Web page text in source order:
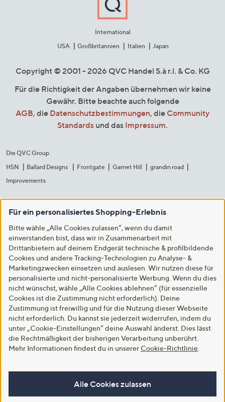
International
USA
Großbritannien Italien Japan
Copyright © 2001 - 2026 QVC Handel S.à r.l. & Co. KG
Für die Richtigkeit der Angaben übernehmen wir keine
Gewähr. Bitte beachte auch folgende
AGB, die Datenschutzbestimmungen, die Community
Standards und das Impressum.
Die QVC Group
HSN
Ballard Designs Frontgate Garnet Hill
grandin road
Improvements
Für ein personalisiertes Shopping-Erlebnis
Bitte wähle „Alle Cookies zulassen“, wenn du damit
einverstanden bist, dass wir in Zusammenarbeit mit
Drittanbietern auf deinem Endgerät technische & profilbildende
Cookies und andere Tracking-Technologien zu Analyse- &
Marketingzwecken einsetzen und auslesen. Wir nutzen diese für
personalisierte und nicht-personalisierte Werbung. Wenn du dies
nicht wünschst, wähle „Alle Cookies ablehnen“ (für essenzielle
Cookies ist die Zustimmung nicht erforderlich). Deine
Zustimmung ist freiwillig und für die Nutzung dieser Webseite
nicht erforderlich. Du kannst sie jederzeit widerrufen, indem du
unter „Cookie-Einstellungen“ deine Auswahl änderst. Dies lässt
die Rechtmäßigkeit der bisherigen Verarbeitung unberührt.
Mehr Informationen findest du in unserer Cookie-Richtlinie
Alle Cookies zulassen